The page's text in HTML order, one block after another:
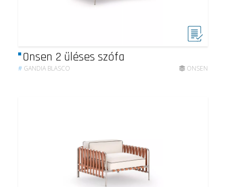
Onsen 2 üléses szófa
# GANDIA BLASCO ONSEN